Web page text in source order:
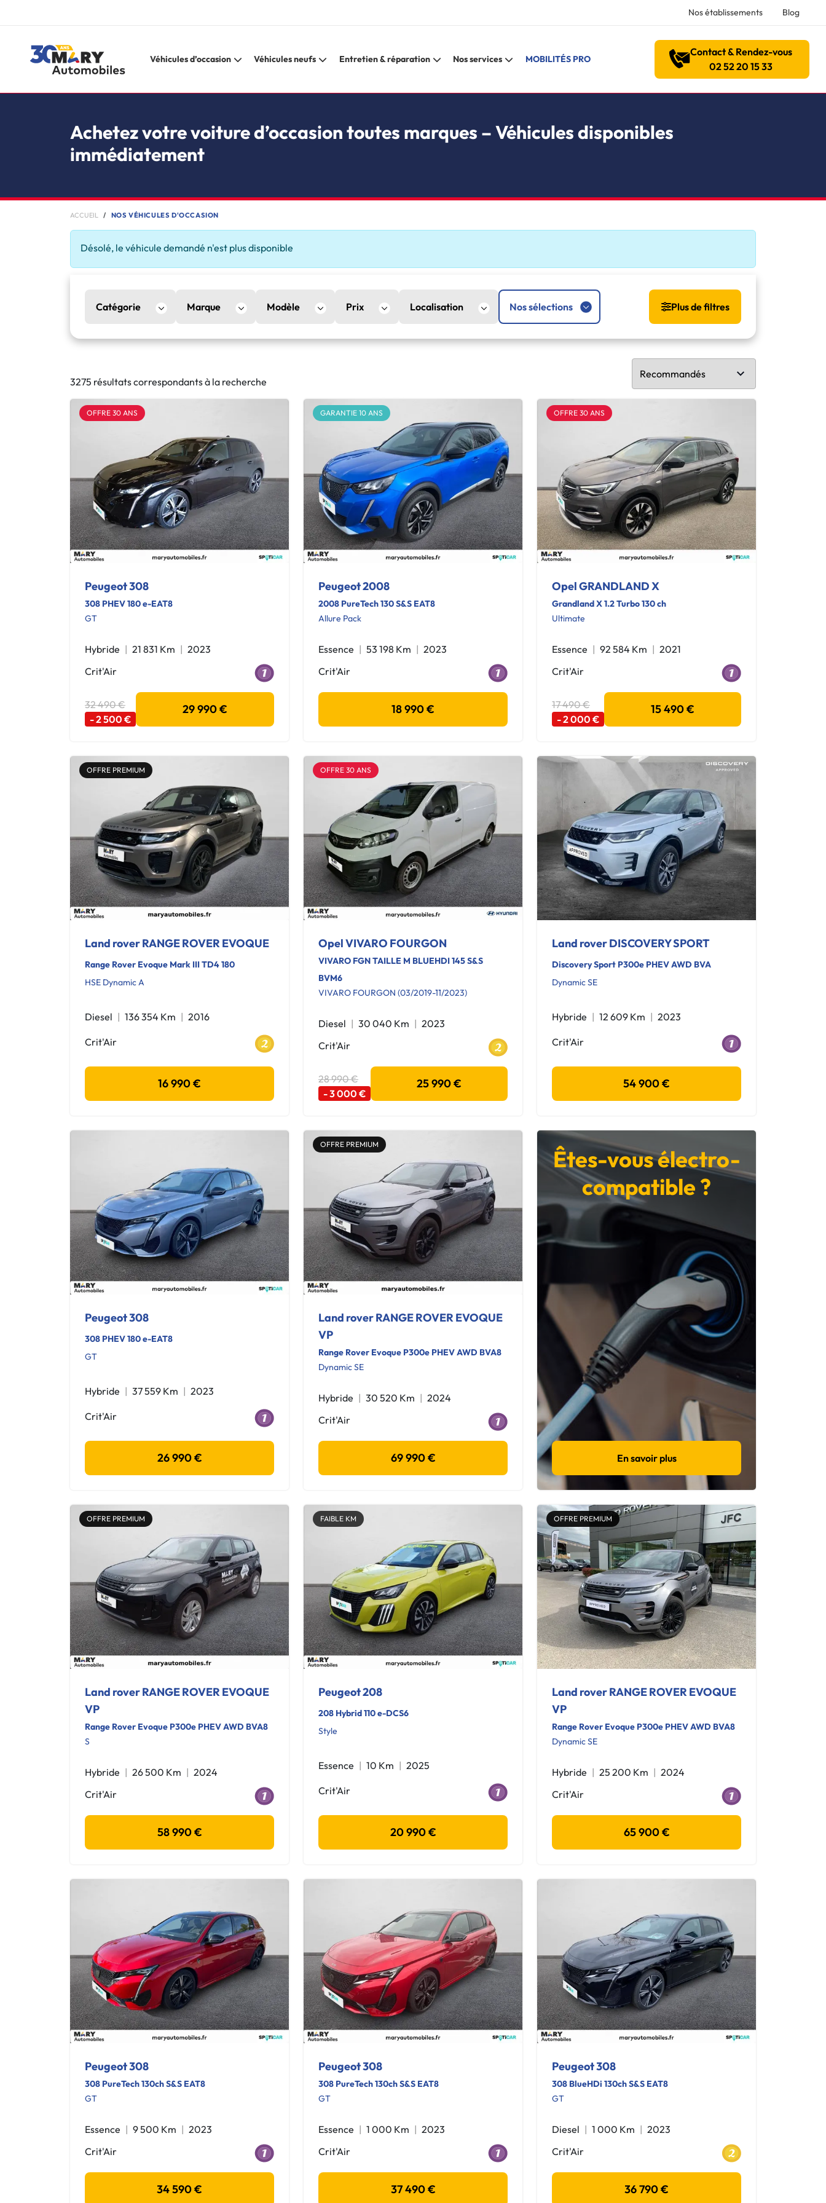
Nos établissements Blog
Véhicules d’occasion Véhicules neufs Entretien & réparation Nos services MOBILITÉS PRO
Contact & Rendez-vous
02 52 20 15 33
Achetez votre voiture d’occasion toutes marques – Véhicules disponibles
immédiatement
ACCUEIL NOS VÉHICULES D'OCCASION
Désolé, le véhicule demandé n'est plus disponible
Catégorie Marque Modèle Prix Localisation Nos sélections Plus de filtres
3275 résultats correspondants à la recherche
OFFRE 30 ANS
Peugeot 308
308 PHEV 180 e-EAT8
GT
Hybride 21 831 Km
2023
Crit'Air
32 490 €
- 2 500 €
29 990 €
GARANTIE 10 ANS
Peugeot 2008
2008 PureTech 130 S&S EAT8
Allure Pack
Essence 53 198 Km
2023
Crit'Air
18 990 €
OFFRE 30 ANS
Opel GRANDLAND X
Grandland X 1.2 Turbo 130 ch
Ultimate
Essence 92 584 Km
2021
Crit'Air
17 490 €
- 2 000 €
15 490 €
OFFRE PREMIUM
Land rover RANGE ROVER EVOQUE
Range Rover Evoque Mark III TD4 180
HSE Dynamic A
Diesel 136 354 Km 2016
Crit'Air
16 990 €
OFFRE 30 ANS
Opel VIVARO FOURGON
VIVARO FGN TAILLE M BLUEHDI 145 S&S
BVM6
VIVARO FOURGON (03/2019-11/2023)
Diesel 30 040 Km
2023
Crit'Air
28 990 €
- 3 000 €
25 990 €
Land rover DISCOVERY SPORT
Discovery Sport P300e PHEV AWD BVA
Dynamic SE
Hybride 12 609 Km 2023
Crit'Air
54 900 €
Peugeot 308
308 PHEV 180 e-EAT8
GT
Hybride 37 559 Km 2023
Crit'Air
26 990 €
OFFRE PREMIUM
Land rover RANGE ROVER EVOQUE
VP
Range Rover Evoque P300e PHEV AWD BVA8
Dynamic SE
Hybride 30 520 Km
2024
Crit'Air
69 990 €
Êtes-vous électro-
compatible ?
En savoir plus
OFFRE PREMIUM
Land rover RANGE ROVER EVOQUE
VP
Range Rover Evoque P300e PHEV AWD BVA8
S
Hybride 26 500 Km
2024
Crit'Air
58 990 €
FAIBLE KM
Peugeot 208
208 Hybrid 110 e-DCS6
Style
Essence 10 Km 2025
Crit'Air
20 990 €
OFFRE PREMIUM
Land rover RANGE ROVER EVOQUE
VP
Range Rover Evoque P300e PHEV AWD BVA8
Dynamic SE
Hybride 25 200 Km
2024
Crit'Air
65 900 €
Peugeot 308
308 PureTech 130ch S&S EAT8
GT
Essence 9 500 Km
2023
Crit'Air
34 590 €
Peugeot 308
308 PureTech 130ch S&S EAT8
GT
Essence 1 000 Km
2023
Crit'Air
37 490 €
Peugeot 308
308 BlueHDi 130ch S&S EAT8
GT
Diesel 1 000 Km
2023
Crit'Air
36 790 €